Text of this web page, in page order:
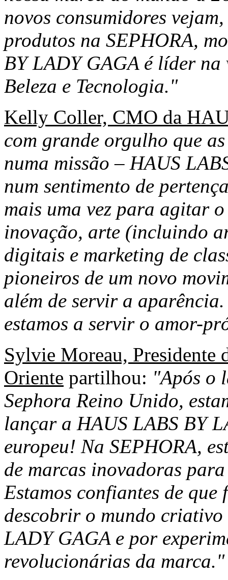
novos consumidores
produtos na SEPHORA,
BY LADY GAGA é líder
Beleza e Tecnologia."
Kelly Coller, CMO da
com grande orgulho que
numa missão – HAUS
num sentimento de
mais uma vez para agitar
inovação, arte (incluindo
digitais e marketing de
pioneiros de um novo
além de servir a
estamos a servir o amor-
Sylvie Moreau, Presidente
Oriente partilhou: "Após o
Sephora Reino Unido,
lançar a HAUS LABS BY
europeu! Na SEPHORA,
de marcas inovadoras
Estamos confiantes de
descobrir o mundo
LADY GAGA e por
revolucionárias da marca."